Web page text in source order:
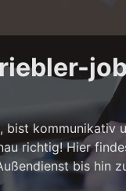
bist
richtig! Hier
bis hin